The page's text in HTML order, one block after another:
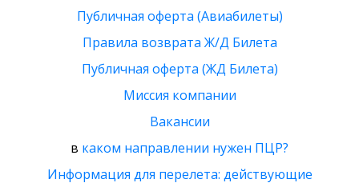
Публичная оферта (Авиабилеты)
Правила возврата Ж/Д Билета
Публичная оферта (ЖД Билета)
Миссия компании
Вакансии
в каком направлении нужен ПЦР?
Информация для перелета: действующие